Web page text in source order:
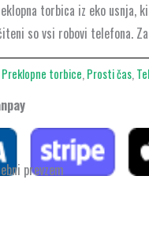
torbica iz eko
so vsi robovi telefona.
Preklopne torbice,Prosti čas,
prevzem